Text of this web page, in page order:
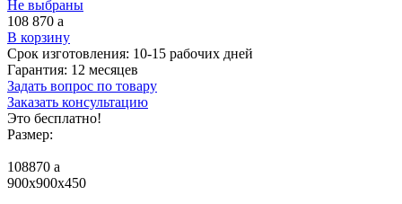
Не выбраны
108 870 a
В корзину
Срок изготовления: 10-15 рабочих дней
Гарантия: 12 месяцев
Задать вопрос по товару
Заказать консультацию
Это бесплатно!
Размер:
108870 a
900x900x450